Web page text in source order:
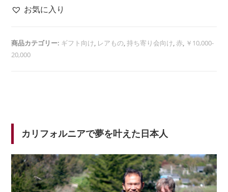
お気に入り
商品カテゴリー: ギフト向け, レアもの,持ち寄り会向け,赤, ￥10,000-
20,000
カリフォルニアで夢を叶えた日本人